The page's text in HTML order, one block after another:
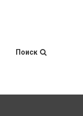
Поиск